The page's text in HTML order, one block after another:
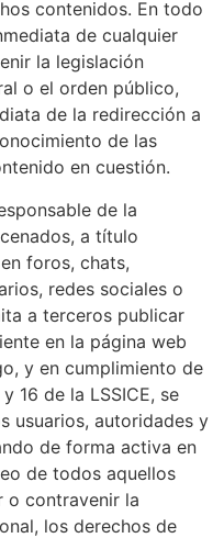
contenidos. En todo
de cualquier
la legislación
o el orden público,
de la redirección a
de las
en cuestión.
de la
a título
foros, chats,
redes sociales o
a terceros publicar
en la página web
y en cumplimiento de
16 de la LSSICE, se
usuarios, autoridades y
de forma activa en
de todos aquellos
o contravenir la
los derechos de